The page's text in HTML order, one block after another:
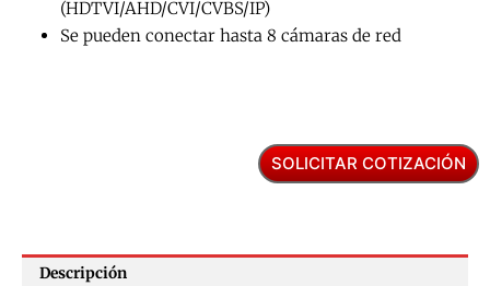
(HDTVI/AHD/CVI/CVBS/IP)
Se pueden conectar hasta 8 cámaras de red
SOLICITAR COTIZACIÓN
Descripción